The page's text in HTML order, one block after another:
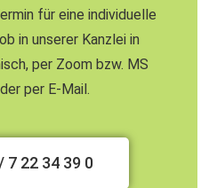
für eine individuelle
in unserer Kanzlei in
per Zoom bzw. MS
per E-Mail.
7 22 34 39 0